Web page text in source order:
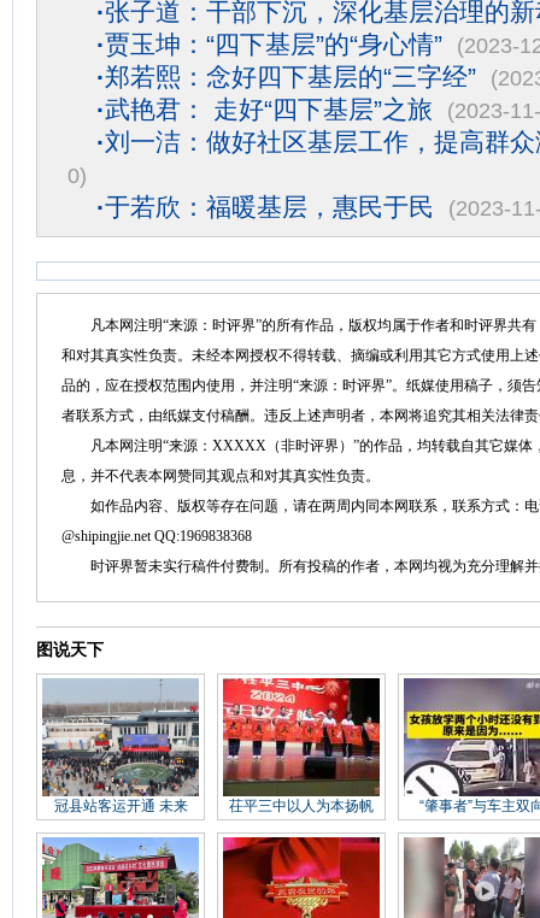
·张子道：干部下沉，深化基层治理的
·贾玉坤：“四下基层”的“身心情” (2023-
·郑若熙：念好四下基层的“三字经”
·武艳君： 走好“四下基层”之旅 (2023-
·刘一洁：做好社区基层工作，提高群
0)
·于若欣：福暖基层，惠民于民 (2023-
凡本网注明“来源：时评界”的所有作品，版权均属于作者和时评界共有
和对其真实性负责。未经本网授权不得转载、摘编或利用其它方式使用上
品的，应在授权范围内使用，并注明“来源：时评界”。纸媒使用稿子，须
者联系方式，由纸媒支付稿酬。违反上述声明者，本网将追究其相关法律
凡本网注明“来源：XXXXX（非时评界）”的作品，均转载自其它媒体
息，并不代表本网赞同其观点和对其真实性负责。
如作品内容、版权等存在问题，请在两周内同本网联系，联系方式：电
@shipingjie.net QQ:1969838368
时评界暂未实行稿件付费制。所有投稿的作者，本网均视为充分理解并
图说天下
冠县站客运开通 未来 茌平三中以人为本扬帆 “肇事者”与车主双